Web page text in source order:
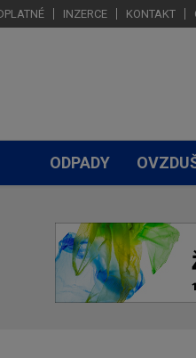
INZERCE KONTAKT
ODPADY